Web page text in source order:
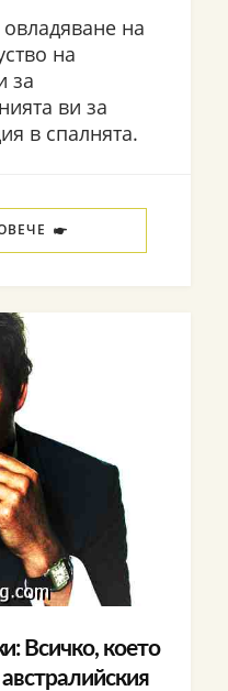
на
на
за
ви за
в спалнята.
Всичко, което